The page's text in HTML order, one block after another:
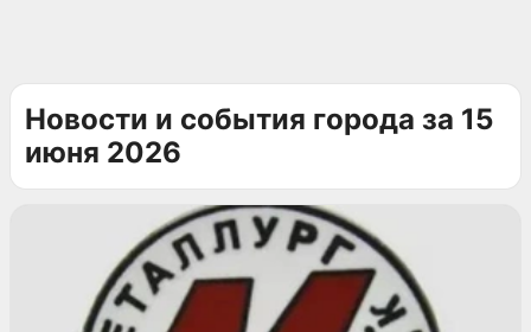
Новости и события города за 15
июня 2026